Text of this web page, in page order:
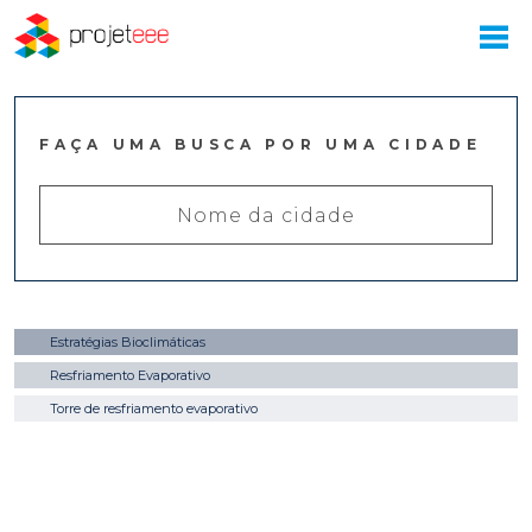
FAÇA UMA BUSCA POR UMA CIDADE
Estratégias Bioclimáticas
Resfriamento Evaporativo
Torre de resfriamento evaporativo